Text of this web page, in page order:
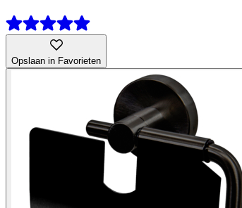
Opslaan in Favorieten